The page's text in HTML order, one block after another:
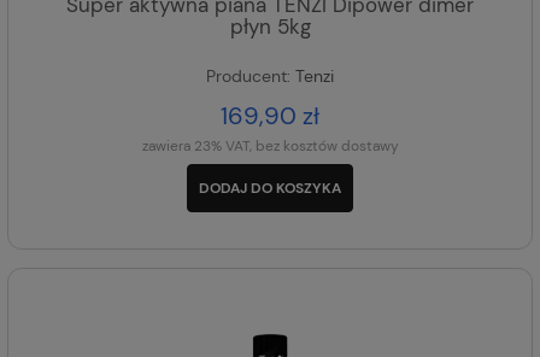
płyn 5kg
Producent: Tenzi
169,90 zł
zawiera 23% VAT, bez kosztów dostawy
DODAJ DO KOSZYKA